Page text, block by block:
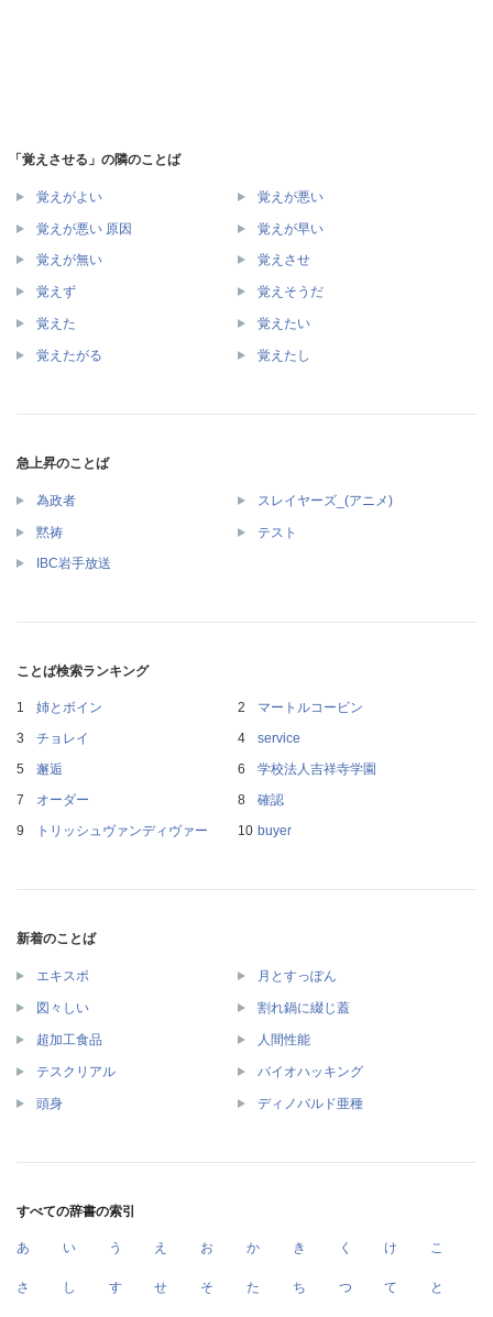
「覚えさせる」の隣のことば
覚えがよい 覚えが悪い
覚えが悪い 原因 覚えが早い
覚えが無い 覚えさせ
覚えず 覚えそうだ
覚えた 覚えたい
覚えたがる 覚えたし
急上昇のことば
為政者 スレイヤーズ_(アニメ)
黙祷 テスト
IBC岩手放送
ことば検索ランキング
姉とボイン
マートルコービン
チョレイ
service
邂逅
学校法人吉祥寺学園
オーダー
確認
トリッシュヴァンディヴァー
buyer
新着のことば
エキスポ 月とすっぽん
図々しい 割れ鍋に綴じ蓋
超加工食品 人間性能
テスクリアル バイオハッキング
頭身 ディノバルド亜種
すべての辞書の索引
あ い う え お か き く け こ
さ し す せ そ た ち つ て と